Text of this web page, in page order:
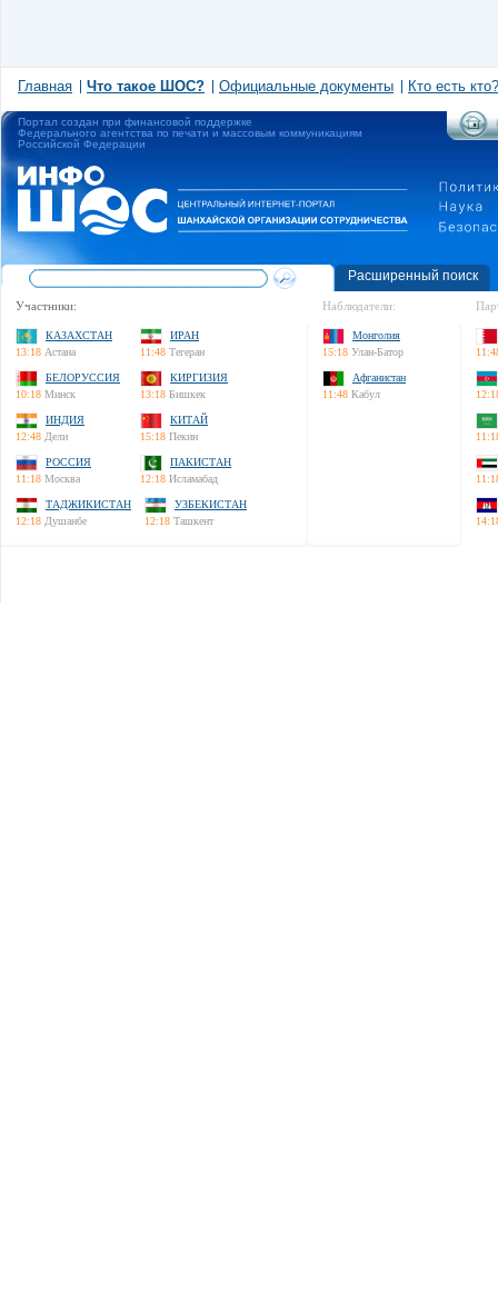
Главная Что такое ШОС? Официальные документы Кто есть кто?
Портал создан при финансовой поддержке
Федерального агентства по печати и массовым коммуникациям
Российской Федерации
Расширенный поиск
Участники:
КАЗАХСТАН
13:18 Астана
ИРАН
11:48 Тегеран
БЕЛОРУССИЯ
10:18 Минск
КИРГИЗИЯ
13:18 Бишкек
ИНДИЯ
12:48 Дели
КИТАЙ
15:18 Пекин
РОССИЯ
11:18 Москва
ПАКИСТАН
12:18 Исламабад
ТАДЖИКИСТАН
12:18 Душанбе
УЗБЕКИСТАН
12:18 Ташкент
Наблюдатели:
Монголия
15:18 Улан-Батор
Афганистан
11:48 Кабул